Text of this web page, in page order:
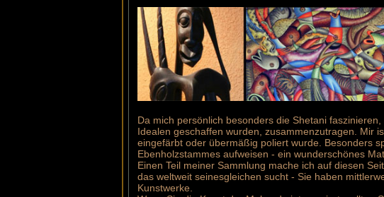
Da mich persönlich besonders die Shetani
Idealen geschaffen wurden, zusammenzutragen. Mir
eingefärbt oder übermäßig poliert wurde. Besonders
Ebenholzstammes aufweisen - ein wunderschönes
Einen Teil meiner Sammlung mache ich auf diesen
das weltweit seinesgleichen sucht - Sie haben
Kunstwerke.